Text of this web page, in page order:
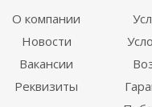
О компании
Новости
Вакансии
Реквизиты